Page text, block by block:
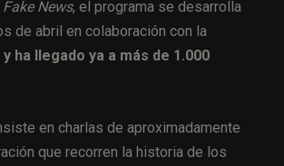
News, el programa se desarrolla
de abril en colaboración con la
y ha llegado ya a más de 1.000
en charlas de aproximadamente
que recorren la historia de los